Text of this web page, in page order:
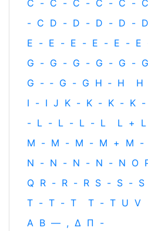
C - C - C - C - C - C
- C D - D - D - D - D
E - E - E - E - E - E
G - G - G - G - G - G
G - ‐ G - G H ‐ H H
I - I J K - K - K - K -
- L - L - L - L L + L
M - M - M - M + M -
N - N - N - N - N O
Q R - R - R S - S - S
T - T - T T - T U V
Α Β — , Δ Π -